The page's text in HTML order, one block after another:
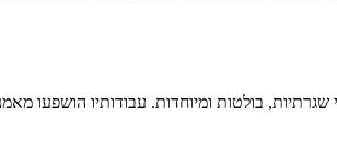
שגרתיות, בולטות ומיוחדות. עבודותיו הושפעו